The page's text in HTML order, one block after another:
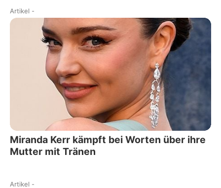
Artikel -
Miranda Kerr kämpft bei Worten über ihre
Mutter mit Tränen
Artikel -